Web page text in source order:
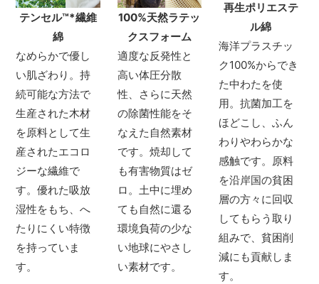
テンセル™*繊維
綿
なめらかで優し
い肌ざわり。持
続可能な方法で
生産された木材
を原料として生
産されたエコロ
ジーな繊維で
す。優れた吸放
湿性をもち、へ
たりにくい特徴
を持っていま
す。
100%天然ラテッ
クスフォーム
適度な反発性と
高い体圧分散
性、さらに天然
の除菌性能をそ
なえた自然素材
です。焼却して
も有害物質はゼ
ロ。土中に埋め
ても自然に還る
環境負荷の少な
い地球にやさし
い素材です。
再生ポリエステ
ル綿
海洋プラスチッ
ク100%からでき
た中わたを使
用。抗菌加工を
ほどこし、ふん
わりやわらかな
感触です。原料
を沿岸国の貧困
層の方々に回収
してもらう取り
組みで、貧困削
減にも貢献しま
す。